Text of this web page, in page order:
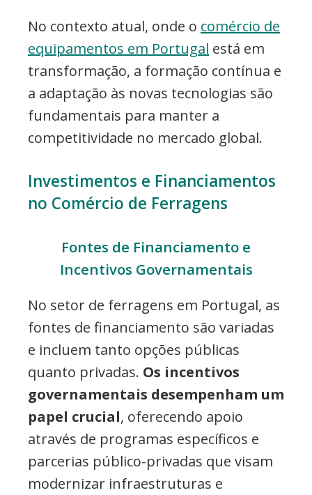
No contexto atual, onde o comércio de
equipamentos em Portugal está em
transformação, a formação contínua e
a adaptação às novas tecnologias são
fundamentais para manter a
competitividade no mercado global.
Investimentos e Financiamentos
no Comércio de Ferragens
Fontes de Financiamento e
Incentivos Governamentais
No setor de ferragens em Portugal, as
fontes de financiamento são variadas
e incluem tanto opções públicas
quanto privadas. Os incentivos
governamentais desempenham um
papel crucial, oferecendo apoio
através de programas específicos e
parcerias público-privadas que visam
modernizar infraestruturas e